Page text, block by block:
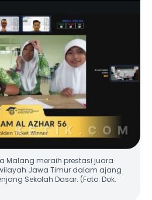
Malang meraih prestasi juara
Jawa Timur dalam ajang
Sekolah Dasar. (Foto: Dok.